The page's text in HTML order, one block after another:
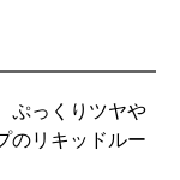
ぷっくりツヤや
のリキッドルー